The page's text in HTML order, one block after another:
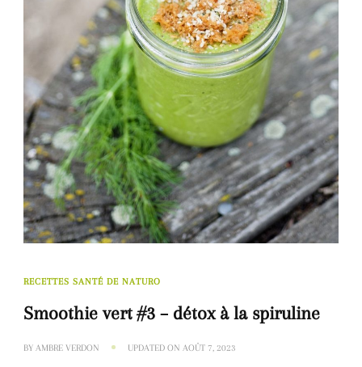
RECETTES SANTÉ DE NATURO
Smoothie vert #3 – détox à la spiruline
BY AMBRE VERDON UPDATED ON AOÛT 7, 2023